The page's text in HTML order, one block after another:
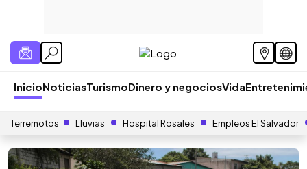
InicioNoticiasTurismoDinero y negociosVida
Terremotos Lluvias Hospital Rosales Empleos El Salvador